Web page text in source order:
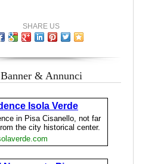
SHARE US
Banner & Annunci